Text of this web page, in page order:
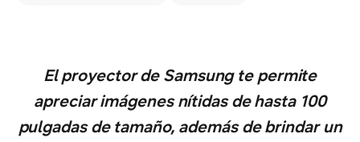
El proyector de Samsung te permite
apreciar imágenes nítidas de hasta 100
pulgadas de tamaño, además de brindar un